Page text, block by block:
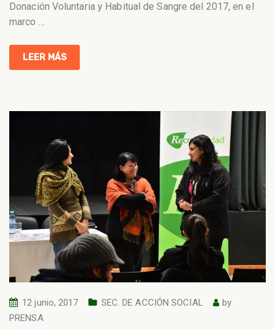
Donación Voluntaria y Habitual de Sangre del 2017, en el
marco
LEER MÁS
12 junio, 2017 SEC. DE ACCIÓN SOCIAL
by
PRENSA